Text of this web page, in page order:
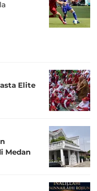
Elite
Medan